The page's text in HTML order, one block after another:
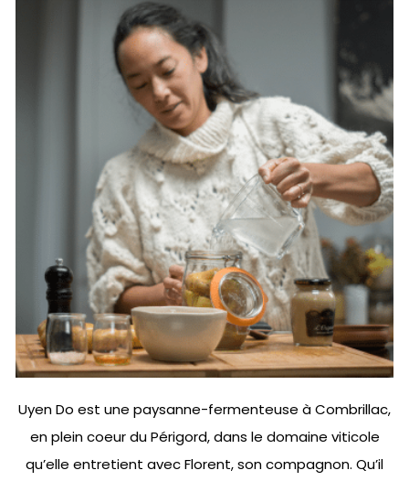
Uyen Do est une paysanne-fermenteuse à Combrillac,
en plein coeur du Périgord, dans le domaine viticole
qu’elle entretient avec Florent, son compagnon. Qu’il